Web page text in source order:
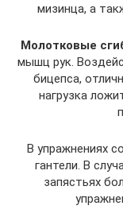
мизинца, а
Молотковые
мышц рук.
бицепса,
нагрузка
В упражнениях
гантели. В
запястьях